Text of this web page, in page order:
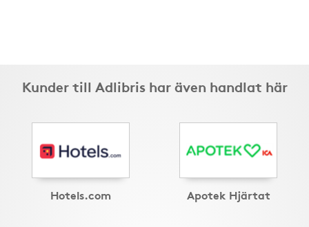
Kunder till Adlibris har även handlat här
Hotels.com Apotek Hjärtat